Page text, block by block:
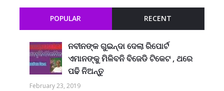
POPULAR RECENT
ନବୀନଙ୍କ ଗୁଇନ୍ଦା ଦେଲା ରିପୋର୍ଟ
ଏମାନଙ୍କୁ ମିଳିବନି ବିଜେଡି ଟିକେଟ , ଥରେ
ପଢି ନିଅନ୍ତୁ
February 23, 2019